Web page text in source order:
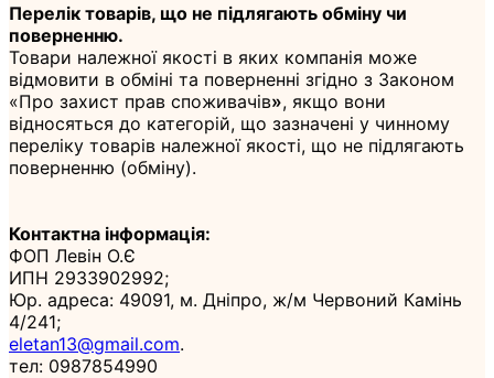
Перелік товарів, що не підлягають обміну чи
поверненню.
Товари належної якості в яких компанія може
відмовити в обміні та поверненні згідно з Законом
«Про захист прав споживачів», якщо вони
відносяться до категорій, що зазначені у чинному
переліку товарів належної якості, що не підлягають
поверненню (обміну).
Контактна інформація:
ФОП Левін О.Є
ИПН 2933902992;
Юр. адреса: 49091, м. Дніпро, ж/м Червоний Камінь
4/241;
eletan13@gmail.com.
тел: 0987854990